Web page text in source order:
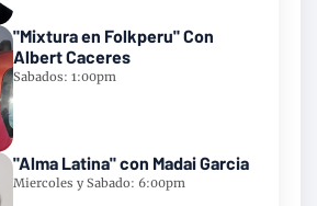
"Mixtura en Folkperu" Con
Albert Caceres
Sabados: 1:00pm
"Alma Latina" con Madai Garcia
Miercoles y Sabado: 6:00pm